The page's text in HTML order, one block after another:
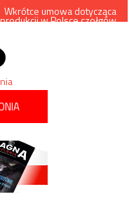
Wkrótce umowa dotycząca
produkcji w Polsce czołgów